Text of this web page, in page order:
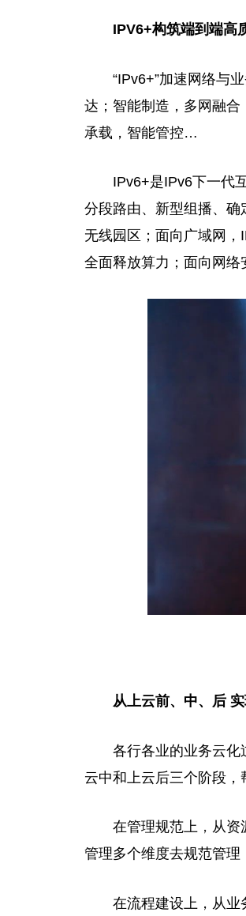
IPV6+构筑端到端高
“IPv6+”加速网络与
达；智能制造，多网融
承载，智能管控…
IPv6+是IPv6下一代
分段路由、新型组播、
无线园区；面向广域网
全面释放算力；面向网络
从上云前、中、后
各行各业的业务云化
云中和上云后三个阶段，
在管理规范上 ， 从资
管理多个维度去规范管理
在流程建设上，从业